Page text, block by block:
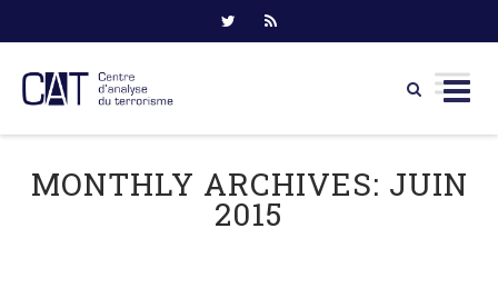
content
MONTHLY ARCHIVES: JUIN
2015